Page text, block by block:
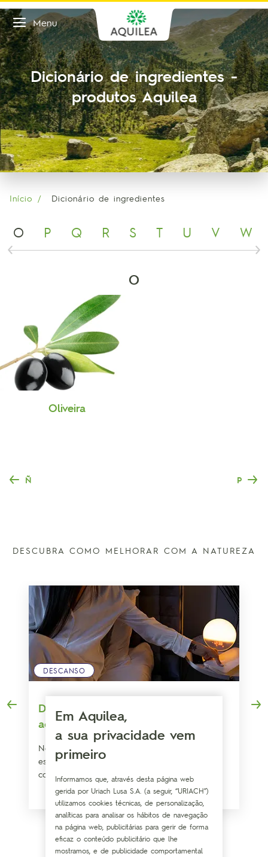
Menu
Dicionário de ingredientes -
produtos Aquilea
Início Dicionário de ingredientes
O P Q R S T U V W
O
Oliveira
Ñ P
DESCUBRA COMO MELHORAR COM A NATUREZA
DESCANSO
Despertar precoce: Truque para não
acordar durante a noite
Neste artigo vamos abordar as principais
estratégias para evitar o despertar precoce e
conseguir um descanso reparador.
Em Aquilea,
a sua privacidade vem
primeiro
Informamos que, através desta página web
gerida por Uriach Lusa S.A. (a seguir, “URIACH”)
utilizamos cookies técnicas, de personalização,
analíticas para analisar os hábitos de navegação
na página web, publicitárias para gerir de forma
eficaz o conteúdo publicitário que lhe
mostramos, e de publicidade comportamental